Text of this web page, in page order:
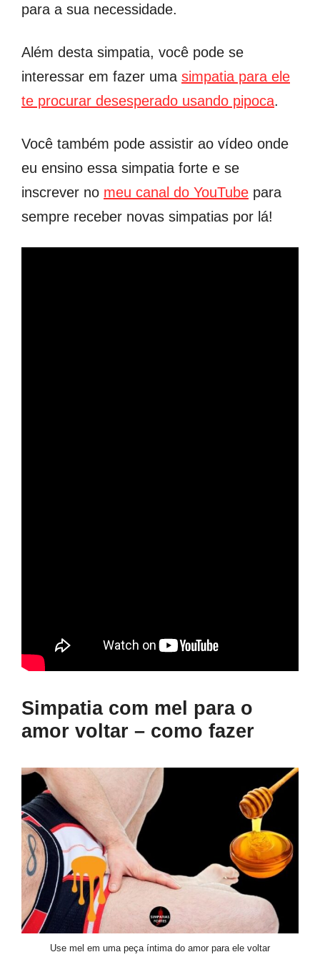
para a sua necessidade.
Além desta simpatia, você pode se
interessar em fazer uma simpatia para ele
te procurar desesperado usando pipoca.
Você também pode assistir ao vídeo onde
eu ensino essa simpatia forte e se
inscrever no meu canal do YouTube para
sempre receber novas simpatias por lá!
Simpatia com mel para o
amor voltar – como fazer
Use mel em uma peça íntima do amor para ele voltar